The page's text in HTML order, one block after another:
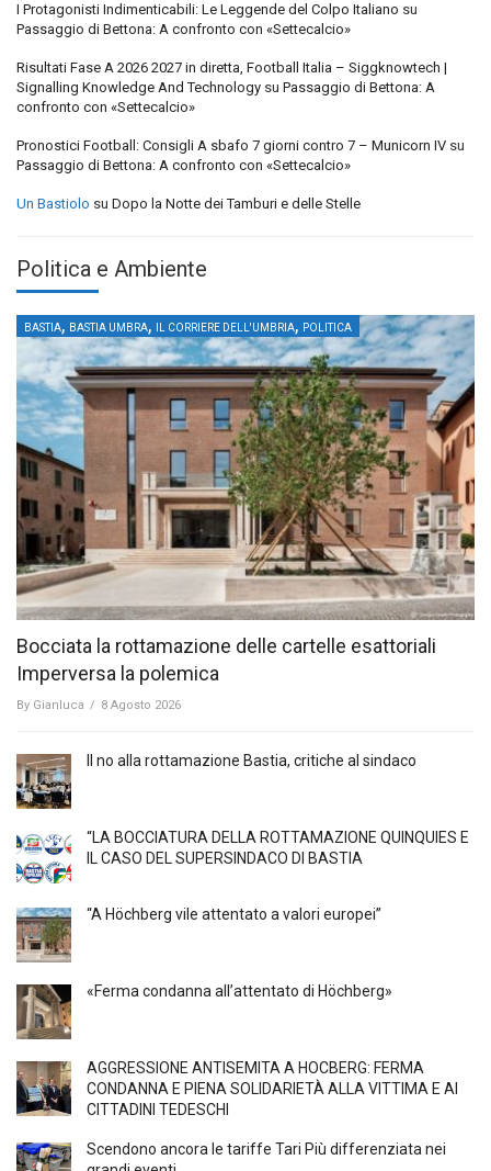
I Protagonisti Indimenticabili: Le Leggende del Colpo Italiano su
Passaggio di Bettona: A confronto con «Settecalcio»
Risultati Fase A 2026 2027 in diretta, Football Italia – Siggknowtech |
Signalling Knowledge And Technology su Passaggio di Bettona: A
confronto con «Settecalcio»
Pronostici Football: Consigli A sbafo 7 giorni contro 7 – Municorn IV su
Passaggio di Bettona: A confronto con «Settecalcio»
Un Bastiolo su Dopo la Notte dei Tamburi e delle Stelle
Politica e Ambiente
BASTIA, BASTIA UMBRA, IL CORRIERE DELL'UMBRIA, POLITICA
Bocciata la rottamazione delle cartelle esattoriali
Imperversa la polemica
By Gianluca / 8 Agosto 2026
Il no alla rottamazione Bastia, critiche al sindaco
“LA BOCCIATURA DELLA ROTTAMAZIONE QUINQUIES E
IL CASO DEL SUPERSINDACO DI BASTIA
“A Höchberg vile attentato a valori europei”
«Ferma condanna all’attentato di Höchberg»
AGGRESSIONE ANTISEMITA A HÖCBERG: FERMA
CONDANNA E PIENA SOLIDARIETÀ ALLA VITTIMA E AI
CITTADINI TEDESCHI
Scendono ancora le tariffe Tari Più differenziata nei